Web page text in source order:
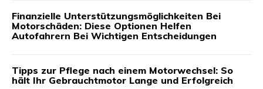
Finanzielle Unterstützungsmöglichkeiten Bei
Motorschäden: Diese Optionen Helfen
Autofahrern Bei Wichtigen Entscheidungen
Tipps zur Pflege nach einem Motorwechsel: So
hält Ihr Gebrauchtmotor Lange und Erfolgreich